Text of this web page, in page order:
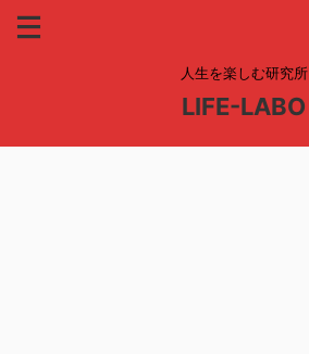
人生を楽しむ研究所
LIFE-LABO